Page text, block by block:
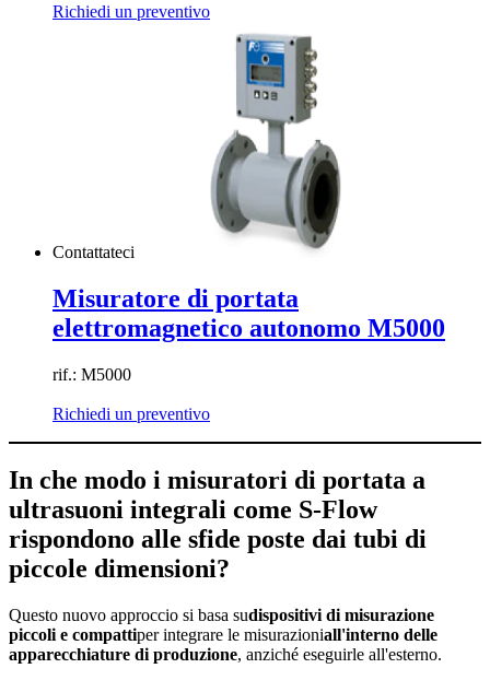
Richiedi un preventivo
Contattateci
Misuratore di portata
elettromagnetico autonomo M5000
rif.: M5000
Richiedi un preventivo
In che modo i misuratori di portata a
ultrasuoni integrali come S-Flow
rispondono alle sfide poste dai tubi di
piccole dimensioni?
Questo nuovo approccio si basa sudispositivi di misurazione
piccoli e compattiper integrare le misurazioniall'interno delle
apparecchiature di produzione, anziché eseguirle all'esterno.